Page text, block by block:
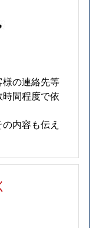
の連絡先等
間程度で依
内容も伝え